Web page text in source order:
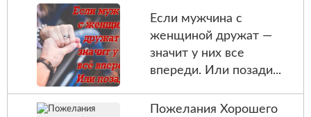
Если мужчина с
женщиной дружат —
значит у них все
впереди. Или позади...
Пожелания Хорошего